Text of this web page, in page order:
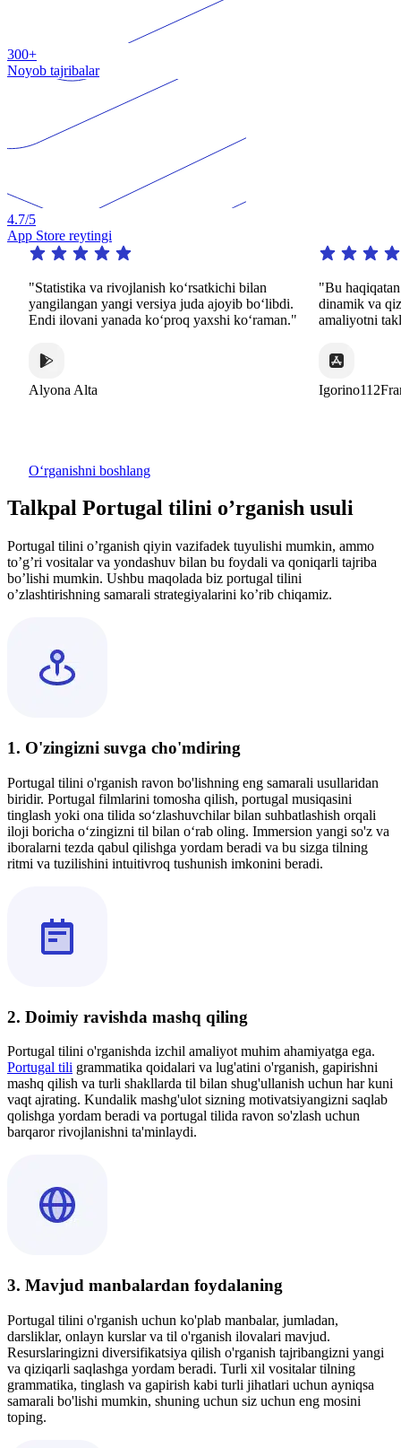
300+
Noyob tajribalar
4.7/5
App Store reytingi
"Statistika va rivojlanish koʻrsatkichi bilan
yangilangan yangi versiya juda ajoyib boʻlibdi.
Endi ilovani yanada koʻproq yaxshi koʻraman."
Alyona Alta
"Bu haqiqatan
dinamik va
amaliyotni taklif
Igorino112France
Oʻrganishni boshlang
Talkpal Portugal tilini o’rganish usuli
Portugal tilini o’rganish qiyin vazifadek tuyulishi mumkin, ammo
to’g’ri vositalar va yondashuv bilan bu foydali va qoniqarli tajriba
bo’lishi mumkin. Ushbu maqolada biz portugal tilini
o’zlashtirishning samarali strategiyalarini ko’rib chiqamiz.
1. O'zingizni suvga cho'mdiring
Portugal tilini o'rganish ravon bo'lishning eng samarali usullaridan
biridir. Portugal filmlarini tomosha qilish, portugal musiqasini
tinglash yoki ona tilida so‘zlashuvchilar bilan suhbatlashish orqali
iloji boricha o‘zingizni til bilan o‘rab oling. Immersion yangi so'z va
iboralarni tezda qabul qilishga yordam beradi va bu sizga tilning
ritmi va tuzilishini intuitivroq tushunish imkonini beradi.
2. Doimiy ravishda mashq qiling
Portugal tilini o'rganishda izchil amaliyot muhim ahamiyatga ega.
Portugal tili grammatika qoidalari va lug'atini o'rganish, gapirishni
mashq qilish va turli shakllarda til bilan shug'ullanish uchun har kuni
vaqt ajrating. Kundalik mashg'ulot sizning motivatsiyangizni saqlab
qolishga yordam beradi va portugal tilida ravon so'zlash uchun
barqaror rivojlanishni ta'minlaydi.
3. Mavjud manbalardan foydalaning
Portugal tilini o'rganish uchun ko'plab manbalar, jumladan,
darsliklar, onlayn kurslar va til o'rganish ilovalari mavjud.
Resurslaringizni diversifikatsiya qilish o'rganish tajribangizni yangi
va qiziqarli saqlashga yordam beradi. Turli xil vositalar tilning
grammatika, tinglash va gapirish kabi turli jihatlari uchun ayniqsa
samarali bo'lishi mumkin, shuning uchun siz uchun eng mosini
toping.